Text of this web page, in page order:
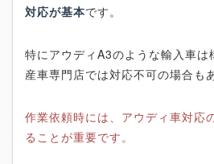
対応が基本です。
特にアウディA3のような輸入車は
産車専門店では対応不可の場合も
作業依頼時には、アウディ車対応
ることが重要です。